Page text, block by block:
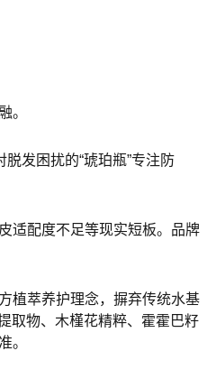
。
发困扰的“琥珀瓶”专注防
适配度不足等现实短板。品牌
植萃养护理念，摒弃传统水基
取物、木槿花精粹、霍霍巴籽
。